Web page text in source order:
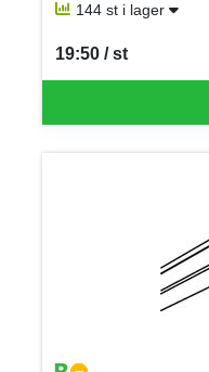
144 st i lager
19:50 / st
SEK per ST